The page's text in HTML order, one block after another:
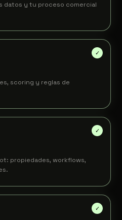
datos y tu proceso comercial
scoring y reglas de
propiedades, workflows,